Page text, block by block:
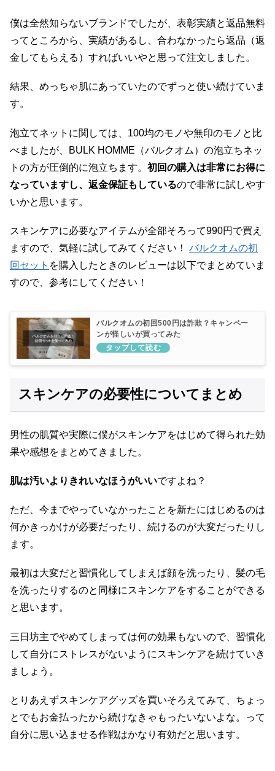
僕は全然知らないブランドでしたが、表彰実績と返品無料
ってところから、実績があるし、合わなかったら返品（返
金してもらえる）すればいいやと思って注文しました。
結果、めっちゃ肌にあっていたのでずっと使い続けていま
す。
泡立てネットに関しては、100均のモノや無印のモノと比
べましたが、BULK HOMME（バルクオム）の泡立ちネッ
トの方が圧倒的に泡立ちます。 初回の購入は非常にお得に
なっていますし、返金保証もしているので非常に試しやす
いかと思います。
スキンケアに必要なアイテムが全部そろって990円で買え
ますので、気軽に試してみてください！ バルクオムの初
回セット を購入したときのレビューは以下でまとめていま
すので、参考にしてください！
バルクオムの初回500円は詐欺？キャンペー
ンが怪しいが買ってみた
スキンケアの必要性についてまとめ
男性の肌質や実際に僕がスキンケアをはじめて得られた効
果や感想をまとめてきました。
肌は汚いよりきれいなほうがいいですよね？
ただ、今までやっていなかったことを新たにはじめるのは
何かきっかけが必要だったり、続けるのが大変だったりし
ます。
最初は大変だと習慣化してしまえば顔を洗ったり、髪の毛
を洗ったりするのと同様にスキンケアをすることができる
と思います。
三日坊主でやめてしまっては何の効果もないので、習慣化
して自分にストレスがないようにスキンケアを続けていき
ましょう。
とりあえずスキンケアグッズを買いそろえてみて、ちょっ
とでもお金払ったから続けなきゃもったいないよな。って
自分に思い込ませる作戦はかなり有効だと思います。